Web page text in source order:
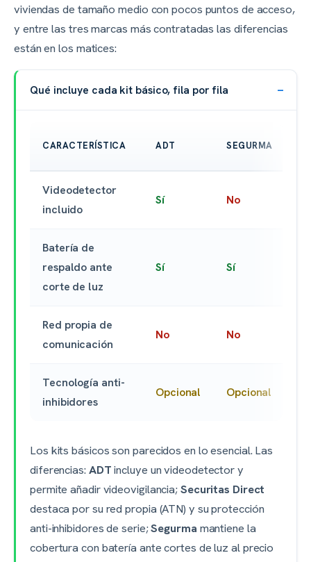
viviendas de tamaño medio con pocos puntos de acceso,
y entre las tres marcas más contratadas las diferencias
están en los matices:
Qué incluye cada kit básico, fila por fila
CARACTERÍSTICA ADT SEGURMA
Videodetector
incluido
Sí No
Batería de
respaldo ante
corte de luz
Sí Sí
Red propia de
comunicación
No No
Tecnología anti-
inhibidores
Opcional Opcional
Los kits básicos son parecidos en lo esencial. Las
diferencias: ADTincluye un videodetector y
permite añadir videovigilancia; Securitas Direct
destaca por su red propia (ATN) y su protección
anti-inhibidores de serie;Segurma mantiene la
cobertura con batería ante cortes de luz al precio